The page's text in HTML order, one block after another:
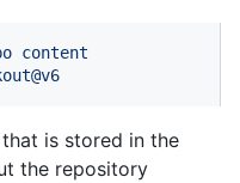
content
is stored in the
the repository